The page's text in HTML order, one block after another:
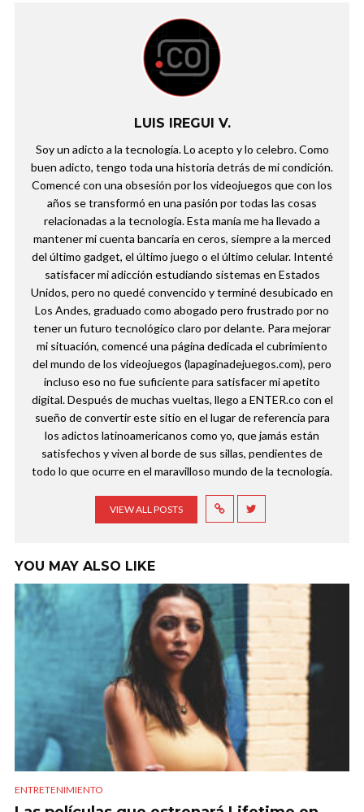
LUIS IREGUI V.
Soy un adicto a la tecnología. Lo acepto y lo celebro. Como
buen adicto, tengo toda una historia detrás de mi condición.
Comencé con una obsesión por los videojuegos que con los
años se transformó en una pasión por todas las cosas
relacionadas a la tecnología. Esta manía me ha llevado a
mantener mi cuenta bancaria en ceros, siempre a la merced
del último gadget, el último juego o el último celular. Intenté
satisfacer mi adicción estudiando sistemas en Estados
Unidos, pero no quedé convencido y terminé desubicado en
Los Andes, graduado como abogado pero frustrado por no
tener un futuro tecnológico claro por delante. Para mejorar
mi situación, comencé una página dedicada el cubrimiento
del mundo de los videojuegos (lapaginadejuegos.com), pero
incluso eso no fue suficiente para satisfacer mi apetito
digital. Después de muchas vueltas, llego a ENTER.co con el
sueño de convertir este sitio en el lugar de referencia para
los adictos latinoamericanos como yo, que jamás están
satisfechos y viven al borde de sus sillas, pendientes de
todo lo que ocurre en el maravilloso mundo de la tecnología.
VIEW ALL POSTS
YOU MAY ALSO LIKE
ENTRETENIMIENTO